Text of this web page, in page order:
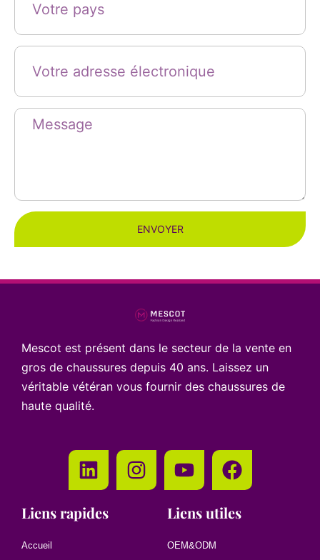
ENVOYER
Mescot est présent dans le secteur de la vente en
gros de chaussures depuis 40 ans. Laissez un
véritable vétéran vous fournir des chaussures de
haute qualité.
Liens rapides
Accueil
Liens utiles
OEM&ODM